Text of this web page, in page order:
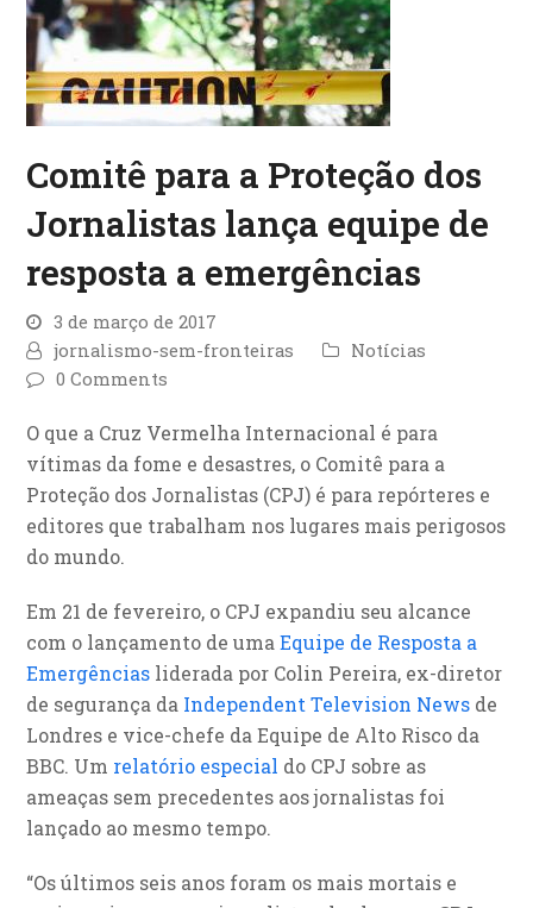
Comitê para a Proteção dos
Jornalistas lança equipe de
resposta a emergências
3 de março de 2017
jornalismo-sem-fronteiras
Notícias
0 Comments
O que a Cruz Vermelha Internacional é para
vítimas da fome e desastres, o Comitê para a
Proteção dos Jornalistas (CPJ) é para repórteres e
editores que trabalham nos lugares mais perigosos
do mundo.
Em 21 de fevereiro, o CPJ expandiu seu alcance
com o lançamento de umaEquipe de Resposta a
Emergências liderada por Colin Pereira, ex-diretor
de segurança da Independent Television News de
Londres e vice-chefe da Equipe de Alto Risco da
BBC. Um relatório especial do CPJ sobre as
ameaças sem precedentes aos jornalistas foi
lançado ao mesmo tempo.
“Os últimos seis anos foram os mais mortais e